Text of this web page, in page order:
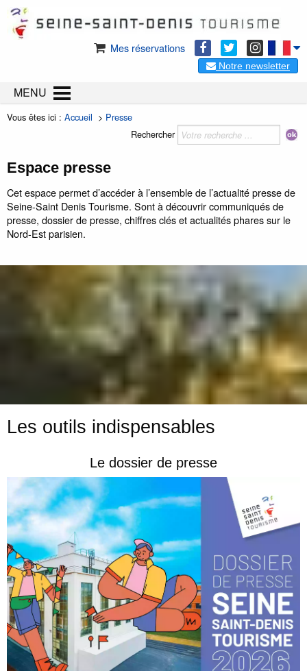
Mes réservations
Notre newsletter
MENU
Vous êtes ici : Accueil > Presse
Rechercher
Espace presse
Cet espace permet d’accéder à l’ensemble de l’actualité presse de
Seine-Saint Denis Tourisme. Sont à découvrir communiqués de
presse, dossier de presse, chiffres clés et actualités phares sur le
Nord-Est parisien.
Les outils indispensables
Le dossier de presse